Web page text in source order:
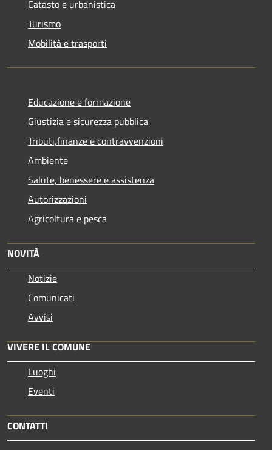
Catasto e urbanistica
Turismo
Mobilità e trasporti
Educazione e formazione
Giustizia e sicurezza pubblica
Tributi,finanze e contravvenzioni
Ambiente
Salute, benessere e assistenza
Autorizzazioni
Agricoltura e pesca
NOVITÀ
Notizie
Comunicati
Avvisi
VIVERE IL COMUNE
Luoghi
Eventi
CONTATTI